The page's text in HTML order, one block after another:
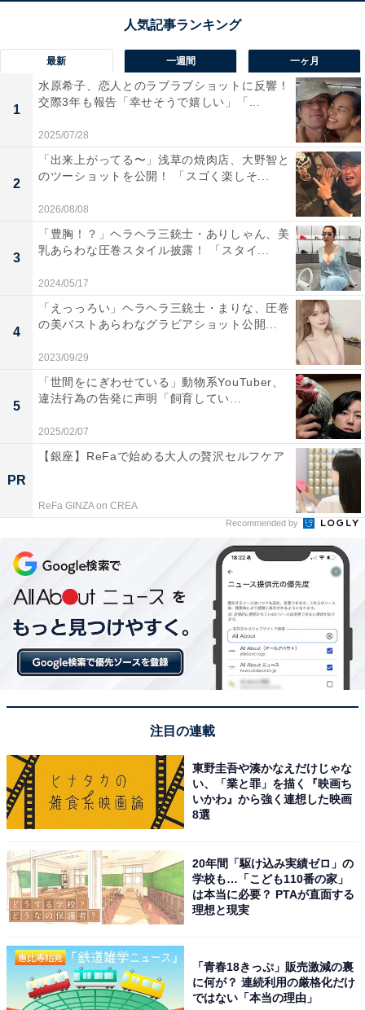
最新 一週間 一ヶ月
1
水原希子、恋人とのラブラブショットに反響！
交際3年も報告「幸せそうで嬉しい」「...
2025/07/28
2
「出来上がってる〜」浅草の焼肉店、大野智と
のツーショットを公開！ 「スゴく楽しそ...
2026/08/08
3
「豊胸！？」ヘラヘラ三銃士・ありしゃん、美
乳あらわな圧巻スタイル披露！ 「スタイ...
2024/05/17
4
「えっっろい」ヘラヘラ三銃士・まりな、圧巻
の美バストあらわなグラビアショット公開...
2023/09/29
5
「世間をにぎわせている」動物系YouTuber、
違法行為の告発に声明「飼育してい...
2025/02/07
PR
【銀座】ReFaで始める大人の贅沢セルフケア
ReFa GINZA on CREA
Recommended by
注目の連載
東野圭吾や湊かなえだけじゃな
い、「業と罪」を描く『映画ち
いかわ』から強く連想した映画
8選
20年間「駆け込み実績ゼロ」の
学校も…「こども110番の家」
は本当に必要？ PTAが直面する
理想と現実
「青春18きっぷ」販売激減の裏
に何が？ 連続利用の厳格化だけ
ではない「本当の理由」